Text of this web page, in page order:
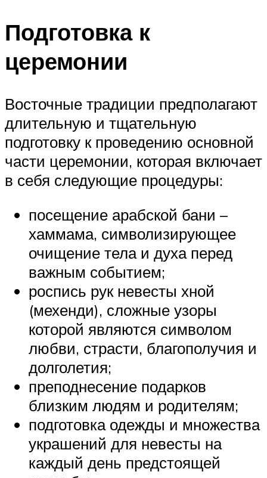
Подготовка к
церемонии
Восточные традиции предполагают
длительную и тщательную
подготовку к проведению основной
части церемонии, которая включает
в себя следующие процедуры:
посещение арабской бани –
хаммама, символизирующее
очищение тела и духа перед
важным событием;
роспись рук невесты хной
(мехенди), сложные узоры
которой являются символом
любви, страсти, благополучия и
долголетия;
преподнесение подарков
близким людям и родителям;
подготовка одежды и множества
украшений для невесты на
каждый день предстоящей